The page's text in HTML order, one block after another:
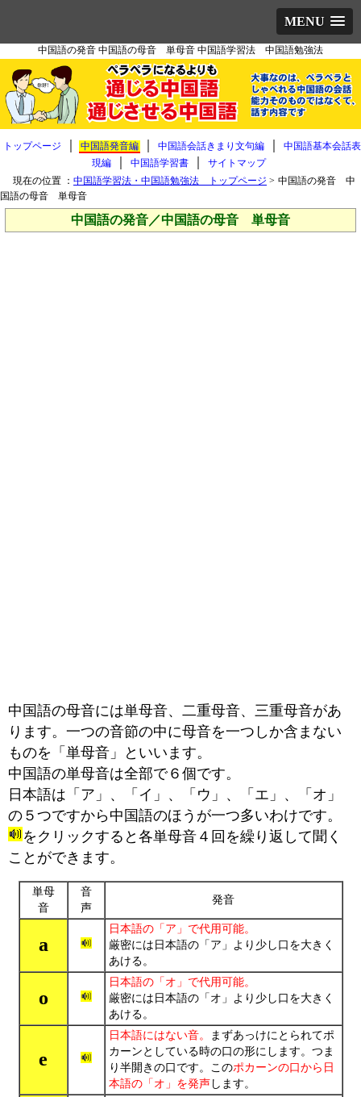
MENU
中国語の発音 中国語の母音 単母音 中国語学習法 中国語勉強法
トップページ 中国語発音編 中国語会話きまり文句編
中国語基本会話表
現編
中国語学習書
サイトマップ
現在の位置 ： 中国語学習法・中国語勉強法 トップページ > 中国語の発音 中
国語の母音 単母音
中国語の発音／中国語の母音 単母音
中国語の母音には単母音、二重母音、三重母音があ
ります。一つの音節の中に母音を一つしか含まない
ものを「単母音」といいます。
中国語の単母音は全部で６個です。
日本語は「ア」、「イ」、「ウ」、「エ」、「オ」
の５つですから中国語のほうが一つ多いわけです。
をクリックすると各単母音４回を繰り返して聞く
ことができます。
単母
音
音
声
発音
a
日本語の「ア」で代用可能。
厳密には日本語の「ア」より少し口を大きく
あける。
o
日本語の「オ」で代用可能。
厳密には日本語の「オ」より少し口を大きく
あける。
e
日本語にはない音。
まずあっけにとられてポ
カーンとしている時の口の形にします。つま
り半開きの口です。このポカーンの口から日
本語の「オ」を発声します。